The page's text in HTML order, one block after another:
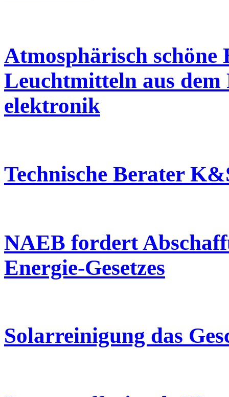
Atmosphärisch
Leuchtmitteln aus
elektronik
Technische Berater
NAEB fordert
Energie-Gesetzes
Solarreinigung das